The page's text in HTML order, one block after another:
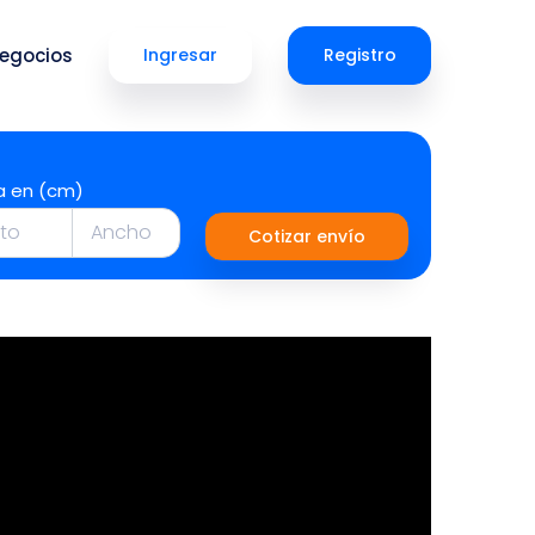
Ingresar Registro
en (cm)
Cotizar envío